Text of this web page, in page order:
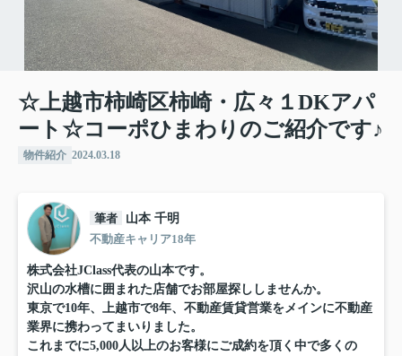
☆上越市柿崎区柿崎・広々１DKアパ
ート☆コーポひまわりのご紹介です♪
物件紹介 2024.03.18
筆者
山本 千明
不動産キャリア18年
株式会社JClass代表の山本です。
沢山の水槽に囲まれた店舗でお部屋探ししませんか。
東京で10年、上越市で8年、不動産賃貸営業をメインに不動産
業界に携わってまいりました。
これまでに5,000人以上のお客様にご成約を頂く中で多くの